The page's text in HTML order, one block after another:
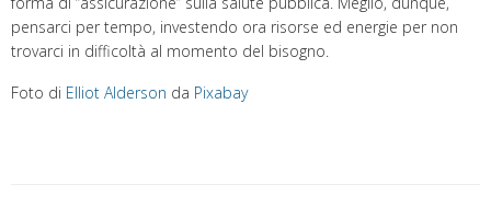
pensarci per tempo, investendo ora risorse ed energie per non
trovarci in difficoltà al momento del bisogno.
Foto di Elliot Alderson da Pixabay